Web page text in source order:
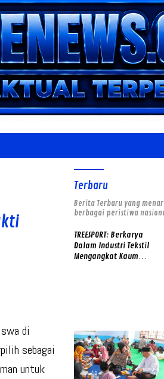
di
sebagai
untuk
Terbaru
Berita Terbaru yang
berbagai peristiwa
TREESPORT: Berkarya
Dalam Industri Tekstil
Mengangkat Kaum